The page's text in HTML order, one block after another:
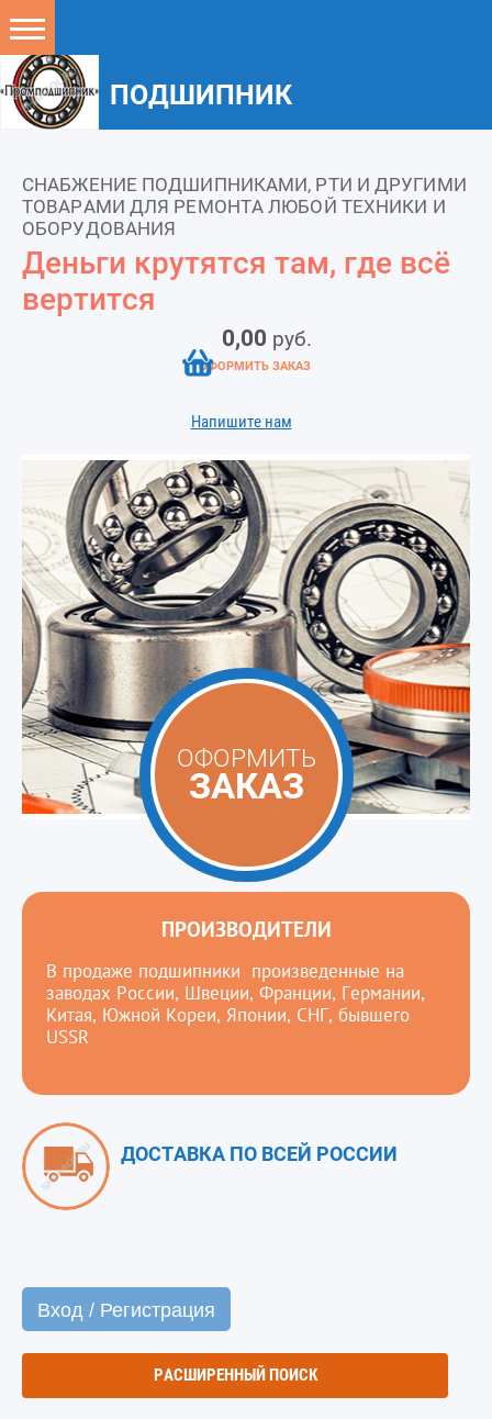
ПОДШИПНИК
СНАБЖЕНИЕ ПОДШИПНИКАМИ, РТИ И ДРУГИМИ
ТОВАРАМИ ДЛЯ РЕМОНТА ЛЮБОЙ ТЕХНИКИ И
ОБОРУДОВАНИЯ
Деньги крутятся там, где всё
вертится
0,00 руб.
ОФОРМИТЬ ЗАКАЗ
Напишите нам
ОФОРМИТЬ
ЗАКАЗ
ПРОИЗВОДИТЕЛИ
В продаже подшипники произведенные на
заводах России, Швеции, Франции, Германии,
Китая, Южной Кореи, Японии, СНГ, бывшего
USSR
ДОСТАВКА ПО ВСЕЙ РОССИИ
Вход / Регистрация
РАСШИРЕННЫЙ ПОИСК